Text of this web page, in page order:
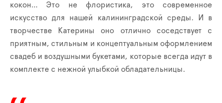
кокон… Это не флористика, это современное
искусство для нашей калининградской среды. И в
творчестве Катерины оно отлично соседствует с
приятным, стильным и концептуальным оформлением
свадеб и воздушными букетами, которые всегда идут в
комплекте с нежной улыбкой обладательницы.